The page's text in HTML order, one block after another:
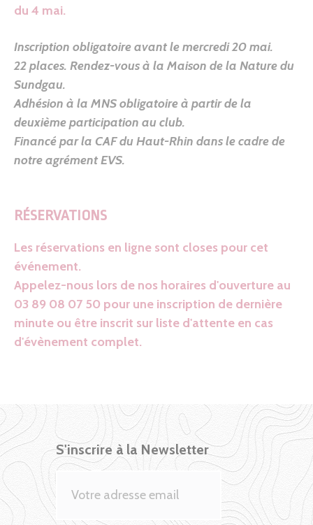
du 4 mai.
Inscription obligatoire avant le mercredi 20 mai.
22 places. Rendez-vous à la Maison de la Nature du
Sundgau.
Adhésion à la MNS obligatoire à partir de la
deuxième participation au club.
Financé par la CAF du Haut-Rhin dans le cadre de
notre agrément EVS.
RÉSERVATIONS
Les réservations en ligne sont closes pour cet
événement.
Appelez-nous lors de nos horaires d'ouverture au
03 89 08 07 50 pour une inscription de dernière
minute ou être inscrit sur liste d'attente en cas
d'évènement complet.
S'inscrire à la Newsletter